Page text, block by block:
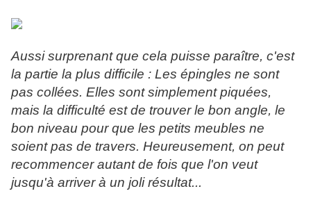
Aussi surprenant que cela puisse paraître, c'est
la partie la plus difficile : Les épingles ne sont
pas collées. Elles sont simplement piquées,
mais la difficulté est de trouver le bon angle, le
bon niveau pour que les petits meubles ne
soient pas de travers. Heureusement, on peut
recommencer autant de fois que l'on veut
jusqu'à arriver à un joli résultat...